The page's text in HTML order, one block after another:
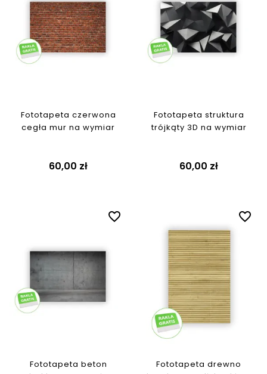
Fototapeta czerwona
cegła mur na wymiar
60,00 zł
Fototapeta struktura
trójkąty 3D na wymiar
60,00 zł
favorite_border
Fototapeta beton
favorite_border
Fototapeta drewno